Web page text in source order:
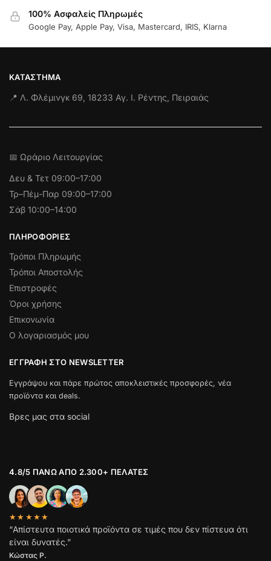
100% Ασφαλείς Πληρωμές
Google Pay, Apple Pay, Visa, Mastercard, IRIS, Klarna
ΚΑΤΆΣΤΗΜΑ
📍 Λ. Φλέμινγκ 69, 18233 Αγ. Ι. Ρέντης, Πειραιάς
📅 Ωράριο Λειτουργίας
Δευ & Τετ 09:00–17:00
Τρ–Πέμ-Παρ 09:00–17:00
Σάβ 10:00–14:00
ΠΛΗΡΟΦΟΡΊΕΣ
Τρόποι Πληρωμής
Τρόποι Αποστολής
Επιστροφές
Όροι χρήσης
Επικονωνία
Ο λογαριασμός μου
ΕΓΓΡΑΦΉ ΣΤΟ NEWSLETTER
Εγγράψου και πάρε πρώτος αποκλειστικές προσφορές, νέα
προϊόντα και deals.
Βρες μας στα social
4.8/5 ΠΆΝΩ ΑΠΌ 2.300+ ΠΕΛΆΤΕΣ
★★★★★
“Απίστευτα ποιοτικά προϊόντα σε τιμές που δεν πίστευα ότι
είναι δυνατές.”
Κώστας Ρ.